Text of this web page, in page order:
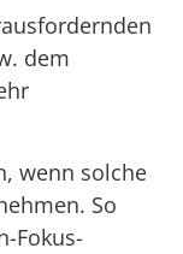
dem
wenn solche
So
Fokus-